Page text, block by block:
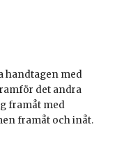
handtagen med
det andra
framåt med
framåt och inåt.